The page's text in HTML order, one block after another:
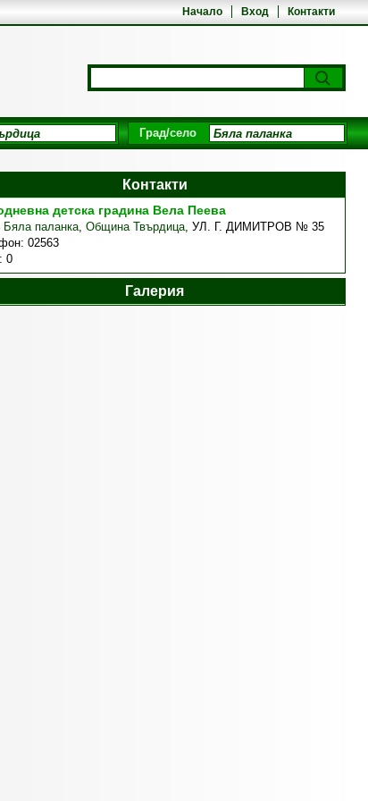
Начало Вход Контакти
Град/село
Контакти
детска градина Вела Пеева
Бяла паланка, Община Твърдица, УЛ. Г. ДИМИТРОВ № 35
02563
0
Галерия